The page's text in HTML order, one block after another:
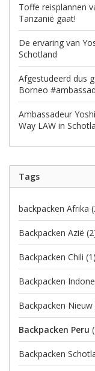
Toffe reisplannen
Tanzanië gaat!
De ervaring van
Schotland
Afgestudeerd dus
Borneo
Ambassadeur
Way LAW in
Tags
backpacken Afrika
Backpacken Azië
Backpacken Chili (1)
Backpacken
Backpacken Nieuw
Backpacken Peru
Backpacken